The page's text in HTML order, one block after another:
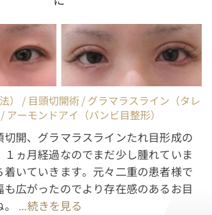
） / 目頭切開術 / グラマラスライン（タレ
アーモンドアイ（バンビ目整形）
開、グラマラスラインたれ目形成の
１ヵ月経過なのでまだ少し腫れていま
いていきます。元々二重の患者様で
広がったのでより存在感のあるお目
...続きを見る